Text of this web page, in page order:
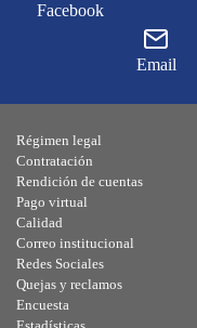
Facebook
Email
Régimen legal
Contratación
Rendición de cuentas
Pago virtual
Calidad
Correo institucional
Redes Sociales
Quejas y reclamos
Encuesta